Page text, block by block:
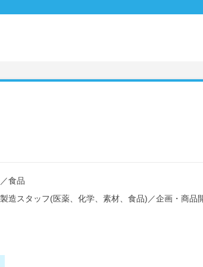
／食品
製造スタッフ(医薬、化学、素材、食品) ／企画・商品